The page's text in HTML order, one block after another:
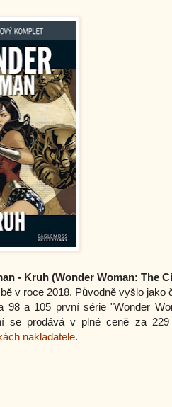
- Kruh (Wonder Woman: The
v roce 2018. Původně vyšlo jako
98 a 105 první série "Wonder
se prodává v plné ceně za
nakladatele.